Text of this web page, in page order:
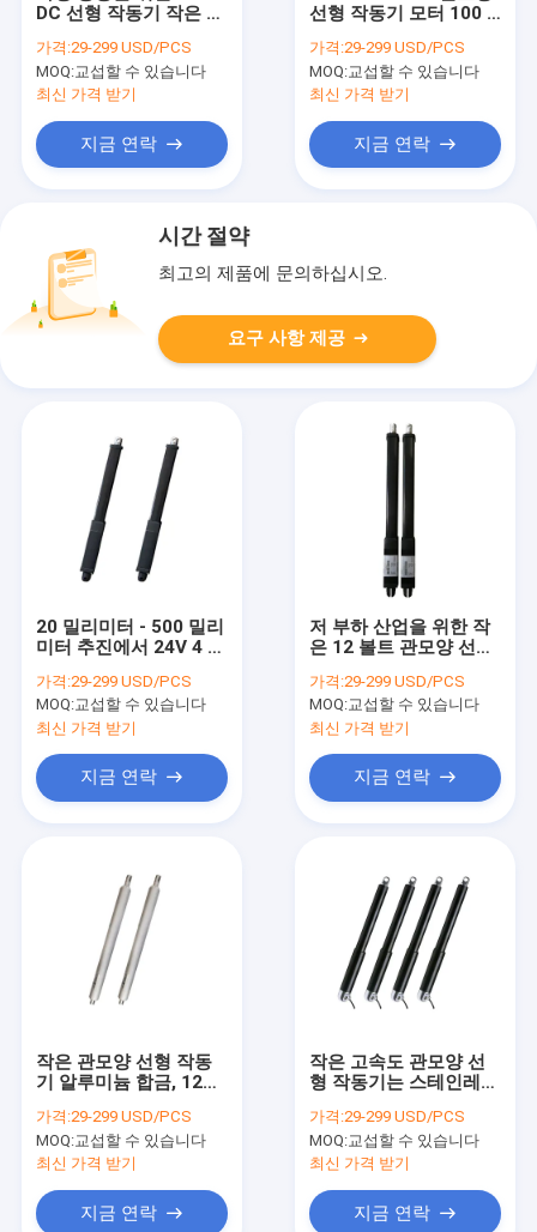
DC 선형 작동기 작은 사
IP56
가격:29-299 USD/PCS
MOQ:교섭할 수 있습니다
최신 가격 받기
지금 연락
선형 작동기 모터 100 -
니다
가격:29-299 USD/PCS
MOQ:교섭할 수 있습니다
최신 가격 받기
지금 연락
시간 절약
최고의 제품에 문의하십시오.
요구 사항 제공
20 밀리미터 - 500 밀리
미터 추진에서 24V 4 인
4500N
가격:29-299 USD/PCS
MOQ:교섭할 수 있습니다
최신 가격 받기
지금 연락
저 부하 산업을 위한 작
은 12 볼트 관모양 선형
격
가격:29-299 USD/PCS
MOQ:교섭할 수 있습니다
최신 가격 받기
지금 연락
작은 관모양 선형 작동
기 알루미늄 합금, 12V
가격:29-299 USD/PCS
MOQ:교섭할 수 있습니다
최신 가격 받기
지금 연락
작은 고속도 관모양 선
형 작동기는 스테인레스
가격:29-299 USD/PCS
MOQ:교섭할 수 있습니다
최신 가격 받기
지금 연락